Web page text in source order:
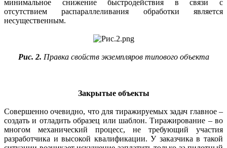
минимальное снижение быстродействия в связи с
отсутствием распараллеливания обработки является
несущественным.
Рис. 2. Правка свойств экземпляров типового объекта
Закрытые объекты
Совершенно очевидно, что для тиражируемых задач главное –
создать и отладить образец или шаблон. Тиражирование – во
многом механический процесс, не требующий участия
разработчика и высокой квалификации. У заказчика в такой